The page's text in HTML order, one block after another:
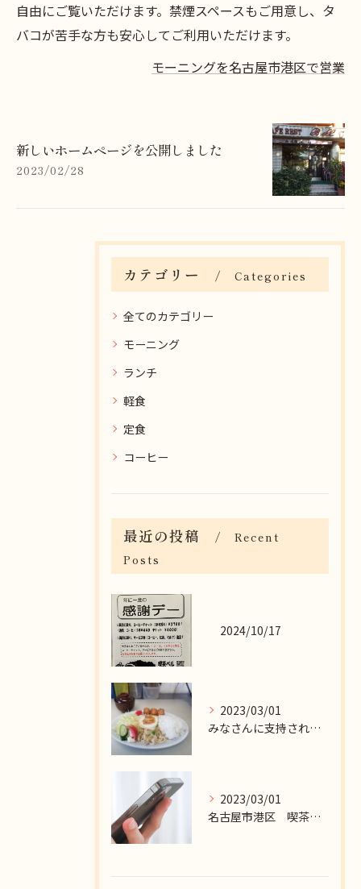
自由にご覧いただけます。禁煙スペースもご用意し、タ
バコが苦手な方も安心してご利用いただけます。
モーニングを名古屋市港区で営業
新しいホームページを公開しました
2023/02/28
カテゴリー Categories
全てのカテゴリー
モーニング
ランチ
軽食
定食
コーヒー
最近の投稿
Recent
Posts
2024/10/17
2023/03/01
みなさんに支持されているランチタイム時のセットメニュー。
2023/03/01
名古屋市港区 喫茶店をお探しなら喫茶ベルへ